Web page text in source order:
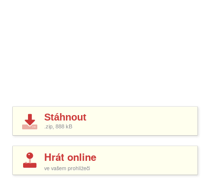
Stáhnout
.zip, 888 kB
Hrát online
ve vašem prohlížeči